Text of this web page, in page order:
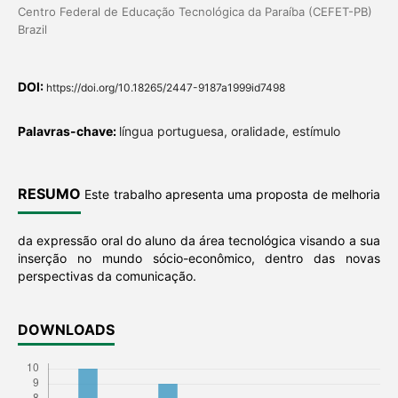
Centro Federal de Educação Tecnológica da Paraíba (CEFET-PB)
Brazil
DOI: https://doi.org/10.18265/2447-9187a1999id7498
Palavras-chave: língua portuguesa, oralidade, estímulo
RESUMO Este trabalho apresenta uma proposta de melhoria
da expressão oral do aluno da área tecnológica visando a sua
inserção no mundo sócio-econômico, dentro das novas
perspectivas da comunicação.
DOWNLOADS